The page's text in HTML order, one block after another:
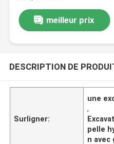
meilleur prix
DESCRIPTION DE
Surligner:
une
,
pelle
n avec